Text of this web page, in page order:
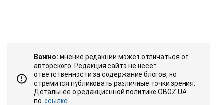
Важно: мнение редакции может отличаться от
авторского. Редакция сайта не несет
ответственности за содержание блогов, но
стремится публиковать различные точки зрения.
Детальнее о редакционной политике OBOZ.UA
по ссылке...